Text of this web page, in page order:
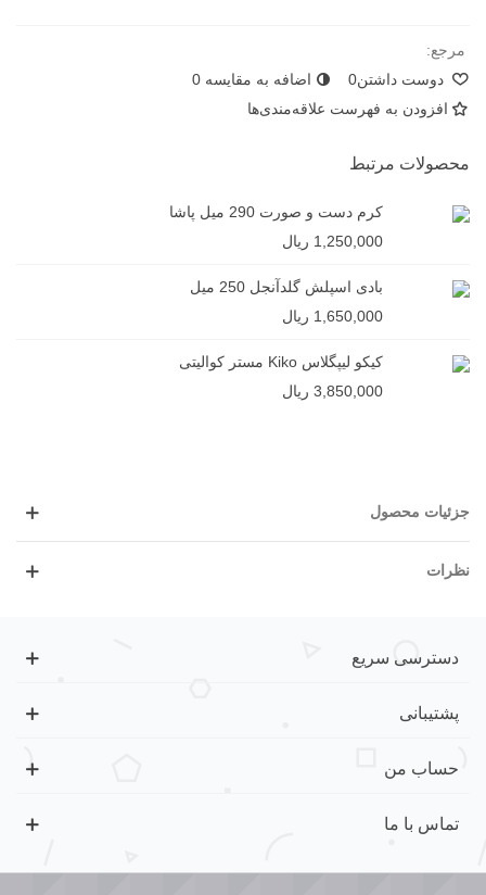
مرجع:
دوست داشتن0 اضافه به مقایسه 0
افزودن به فهرست علاقه‌مندی‌ها
محصولات مرتبط
کرم دست و صورت 290 میل پاشا
1,250,000 ریال
بادی اسپلش گلدآنجل 250 میل
1,650,000 ریال
کیکو لیپگلاس Kiko مستر کوالیتی
3,850,000 ریال
جزئیات محصول
نظرات
دسترسی سریع
پشتیبانی
حساب من
تماس با ما